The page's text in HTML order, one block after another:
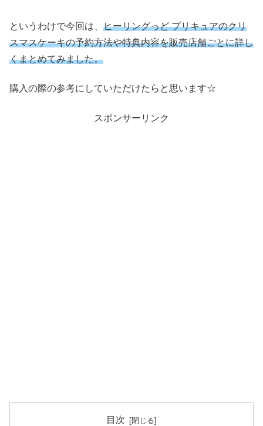
というわけで今回は、 ヒーリングっど プリキュアのクリ
スマスケーキの予約方法や特典内容を販売店舗ごとに詳し
くまとめてみました。
購入の際の参考にしていただけたらと思います☆
スポンサーリンク
目次